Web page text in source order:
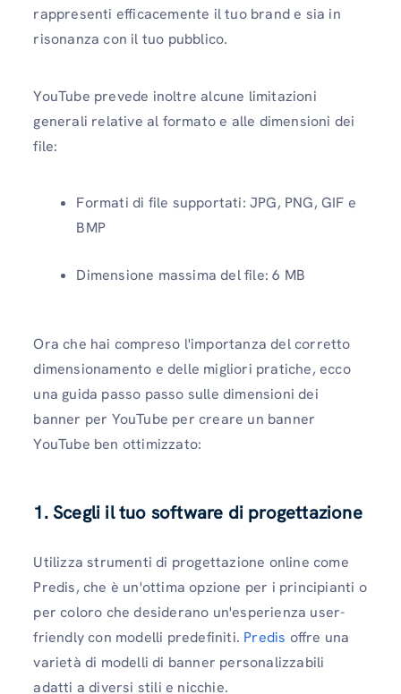
rappresenti efficacemente il tuo brand e sia in
risonanza con il tuo pubblico.
YouTube prevede inoltre alcune limitazioni
generali relative al formato e alle dimensioni dei
file:
Formati di file supportati: JPG, PNG, GIF e
BMP
Dimensione massima del file: 6 MB
Ora che hai compreso l'importanza del corretto
dimensionamento e delle migliori pratiche, ecco
una guida passo passo sulle dimensioni dei
banner per YouTube per creare un banner
YouTube ben ottimizzato:
1. Scegli il tuo software di progettazione
Utilizza strumenti di progettazione online come
Predis, che è un'ottima opzione per i principianti o
per coloro che desiderano un'esperienza user-
friendly con modelli predefiniti. Predis offre una
varietà di modelli di banner personalizzabili
adatti a diversi stili e nicchie.